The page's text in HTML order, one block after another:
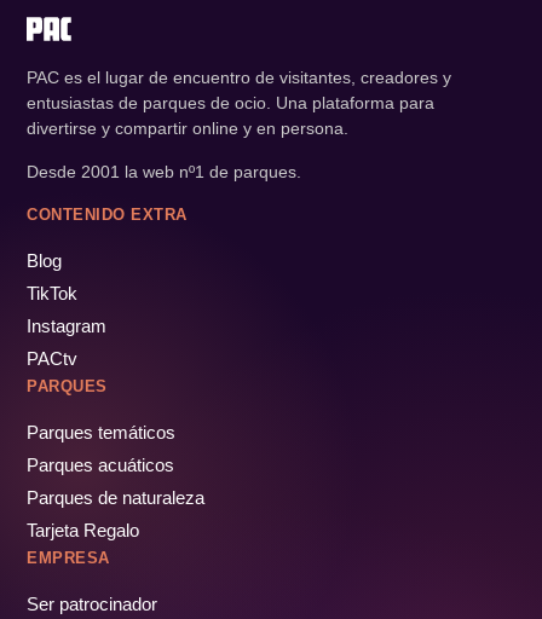
PAC es el lugar de encuentro de visitantes, creadores y
entusiastas de parques de ocio. Una plataforma para
divertirse y compartir online y en persona.
Desde 2001 la web nº1 de parques.
CONTENIDO EXTRA
Blog
TikTok
Instagram
PACtv
PARQUES
Parques temáticos
Parques acuáticos
Parques de naturaleza
Tarjeta Regalo
EMPRESA
Ser patrocinador